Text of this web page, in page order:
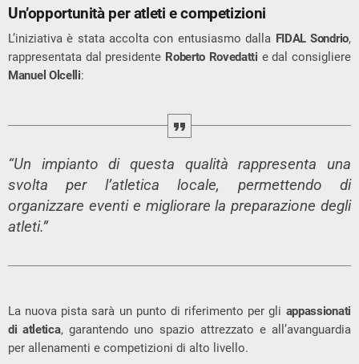
Un’opportunità per atleti e competizioni
L’iniziativa è stata accolta con entusiasmo dalla FIDAL Sondrio,
rappresentata dal presidente Roberto Rovedatti e dal consigliere
Manuel Olcelli:
“Un impianto di questa qualità rappresenta una
svolta per l’atletica locale, permettendo di
organizzare eventi e migliorare la preparazione degli
atleti.”
La nuova pista sarà un punto di riferimento per gli appassionati
di atletica, garantendo uno spazio attrezzato e all’avanguardia
per allenamenti e competizioni di alto livello.